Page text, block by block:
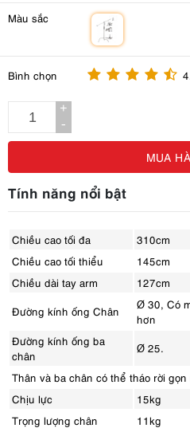
Màu sắc
Bình chọn
+
-
MUA
Tính năng nổi bật
Chiều cao tối đa
310cm
Chiều cao tối thiểu
145cm
Chiều dài tay arm
127cm
Đường kính ống Chân
Ø 30, Có
hơn
Đường kính ống ba
chân
Ø 25.
Thân và ba chân có thể tháo rời
Chịu lực
15kg
Trọng lượng chân
11kg